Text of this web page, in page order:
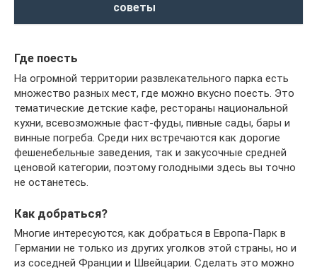
советы
Где поесть
На огромной территории развлекательного парка есть
множество разных мест, где можно вкусно поесть. Это
тематические детские кафе, рестораны национальной
кухни, всевозможные фаст-фуды, пивные сады, бары и
винные погреба. Среди них встречаются как дорогие
фешенебельные заведения, так и закусочные средней
ценовой категории, поэтому голодными здесь вы точно
не останетесь.
Как добраться?
Многие интересуются, как добраться в Европа-Парк в
Германии не только из других уголков этой страны, но и
из соседней Франции и Швейцарии. Сделать это можно